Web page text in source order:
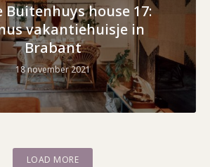
Buitenhuys house 17:
vakantiehuisje in
Brabant
18 november 2021
LOAD MORE